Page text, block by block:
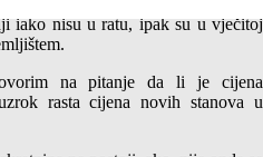
iako nisu u ratu, ipak su u vječitoj
na pitanje da li je cijena
rasta cijena novih stanova u